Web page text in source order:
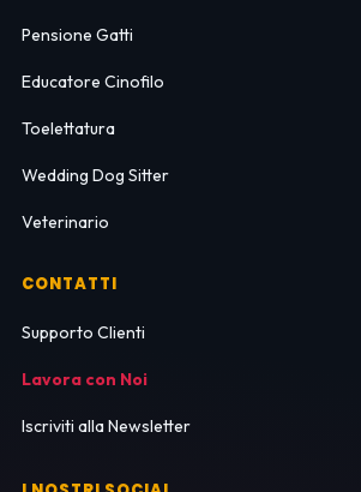
Pensione Gatti
Educatore Cinofilo
Toelettatura
Wedding Dog Sitter
Veterinario
CONTATTI
Supporto Clienti
Lavora con Noi
Iscriviti alla Newsletter